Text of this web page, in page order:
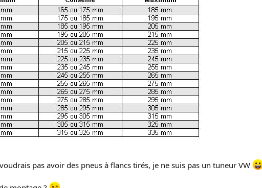
pas avoir des pneus à flancs tirés, je ne suis pas un tuneur VW